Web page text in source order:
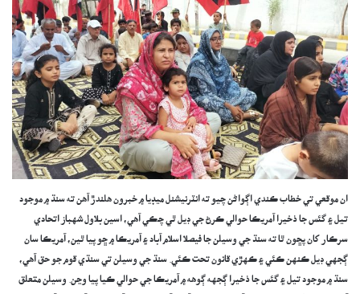
ان موقعي تي خطاب ڪندي اڳواڻن چيو ته انٽرنيشنل ميڊيا ۾ خبرون هلندڙ آهن ته سنڌ ۾ موجود
تيل ۽ گئس جا ذخيرا آمريڪا حوالي ڪرڻ جي ڊيل ٿي چڪي آهي، اسين بلاول شهباز اتحادي
سرڪار کان پڇون ٿا ته سنڌ جي وسيلن جا فيصلا اسلام آباد ۽ آمريڪا ۾ ڇو پيا ٿين، آمريڪا سان
ڳجهي ڊيل ڪنهن ڪئي ۽ ڪهڙي قانون تحت ڪئي. سنڌ جي وسيلن تي سنڌي قوم جو حق آهي،
سنڌ ۾ موجود تيل ۽ گئس جا ذخيرا ڳجهه ڳوهه ۾ آمريڪا جي حوالي ڪيا پيا وڃن. وسيلن متعلق